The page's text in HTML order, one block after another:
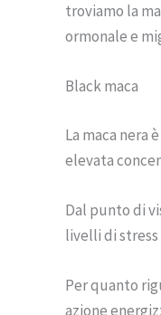
troviamo la
ormonale e
Black maca
La maca nera
elevata
Dal punto di
livelli di
Per quanto
azione